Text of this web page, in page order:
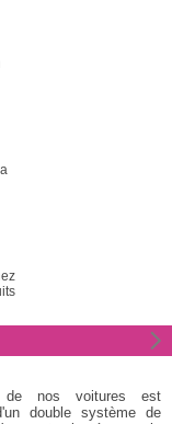
de nos voitures est
double système de